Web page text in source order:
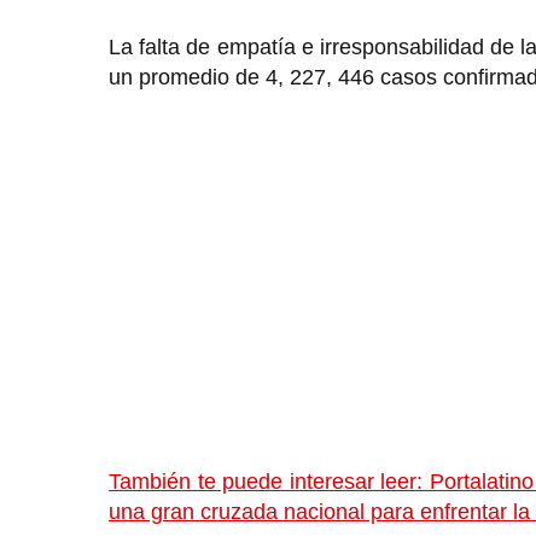
La falta de empatía e irresponsabilidad de
un promedio de 4, 227, 446 casos
También te puede interesar leer:
una gran cruzada nacional para enfrentar la